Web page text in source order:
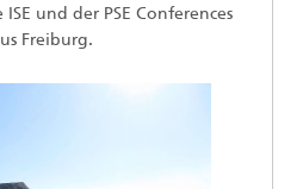
und der PSE Conferences
Freiburg.